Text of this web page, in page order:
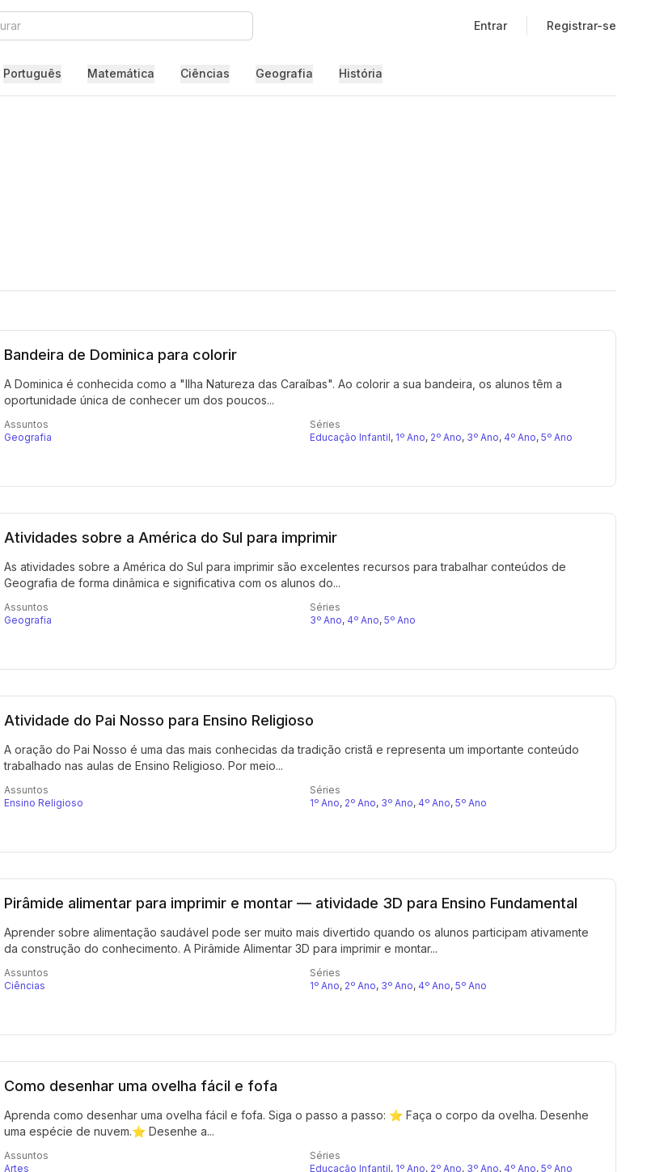
Entrar Registrar-se
Português Matemática Ciências Geografia História
Bandeira de Dominica para colorir
A Dominica é conhecida como a "Ilha Natureza das Caraíbas". Ao colorir a sua bandeira, os alunos têm a
oportunidade única de conhecer um dos poucos...
Assuntos
Geografia
Séries
Educação Infantil, 1º Ano, 2º Ano, 3º Ano, 4º Ano, 5º Ano
Atividades sobre a América do Sul para imprimir
As atividades sobre a América do Sul para imprimir são excelentes recursos para trabalhar conteúdos de
Geografia de forma dinâmica e significativa com os alunos do...
Assuntos
Geografia
Séries
3º Ano, 4º Ano, 5º Ano
Atividade do Pai Nosso para Ensino Religioso
A oração do Pai Nosso é uma das mais conhecidas da tradição cristã e representa um importante conteúdo
trabalhado nas aulas de Ensino Religioso. Por meio...
Assuntos
Ensino Religioso
Séries
1º Ano, 2º Ano, 3º Ano, 4º Ano, 5º Ano
Pirâmide alimentar para imprimir e montar — atividade 3D para Ensino Fundamental
Aprender sobre alimentação saudável pode ser muito mais divertido quando os alunos participam ativamente
da construção do conhecimento. A Pirâmide Alimentar 3D para imprimir e montar...
Assuntos
Ciências
Séries
1º Ano, 2º Ano, 3º Ano, 4º Ano, 5º Ano
Como desenhar uma ovelha fácil e fofa
Aprenda como desenhar uma ovelha fácil e fofa. Siga o passo a passo: ⭐ Faça o corpo da ovelha. Desenhe
uma espécie de nuvem.⭐ Desenhe a...
Assuntos
Artes
Séries
Educação Infantil, 1º Ano, 2º Ano, 3º Ano, 4º Ano, 5º Ano